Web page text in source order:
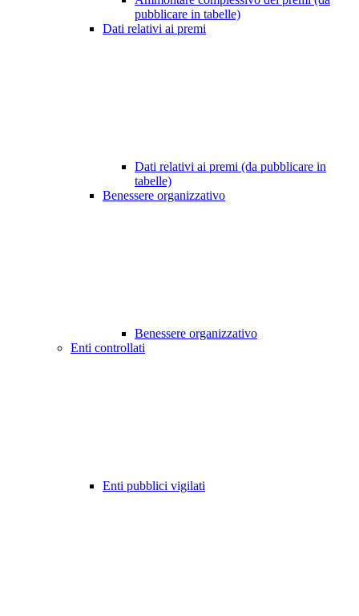
pubblicare in tabelle)
Dati relativi ai premi
Dati relativi ai premi (da pubblicare in
tabelle)
Benessere organizzativo
Benessere organizzativo
Enti controllati
Enti pubblici vigilati